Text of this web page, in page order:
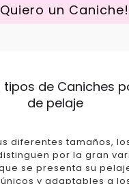
un Caniche!
de Caniches
de pelaje
diferentes tamaños,
por la gran
se presenta su
y adaptables a